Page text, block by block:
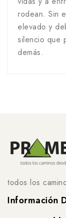
rodean. Sin
elevado y
silencio que
demás.
todos los
Información